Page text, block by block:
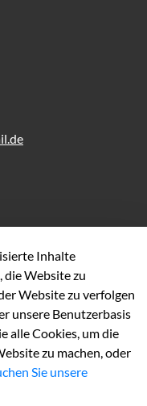
Inhalte
die Website zu
Website zu verfolgen
unsere Benutzerbasis
alle Cookies, um die
zu machen, oder
Sie unsere